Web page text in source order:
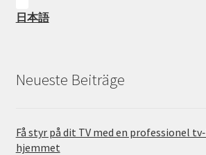
日本語
Neueste Beiträge
Få styr på dit TV med en professionel
hjemmet